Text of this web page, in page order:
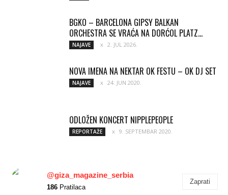
BGKO – BARCELONA GIPSY BALKAN
ORCHESTRA SE VRAĆA NA DORĆOL PLATZ...
NAJAVE 2. JUL 2026.
NOVA IMENA NA NEKTAR OK FESTU – OK DJ SET
NAJAVE 24. JUN 2020.
ODLOŽEN KONCERT NIPPLEPEOPLE
REPORTAŽE 9. SEPTEMBAR 2020.
@giza_magazine_serbia
186 Pratilaca
Zaprati